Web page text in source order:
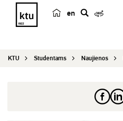
en
KTU Studentams Naujienos